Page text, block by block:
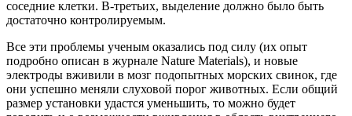
соседние клетки. В-третьих, выделение должно было быть
достаточно контролируемым.
Все эти проблемы ученым оказались под силу (их опыт
подробно описан в журнале Nature Materials), и новые
электроды вживили в мозг подопытных морских свинок, где
они успешно меняли слуховой порог животных. Если общий
размер установки удастся уменьшить, то можно будет